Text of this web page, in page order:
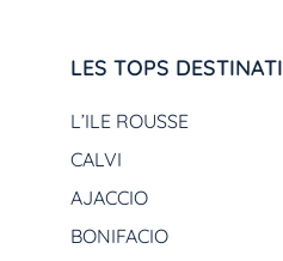
LES TOPS
L’ILE ROUSSE
CALVI
AJACCIO
BONIFACIO